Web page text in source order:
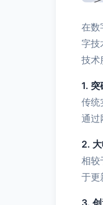
在数
字技
技术
1.
传统
通过
2.
相较
于更
3.